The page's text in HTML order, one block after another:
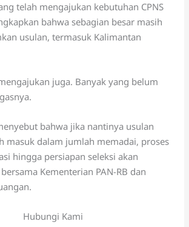
telah mengajukan kebutuhan CPNS
bahwa sebagian besar masih
usulan, termasuk Kalimantan
juga. Banyak yang belum
bahwa jika nantinya usulan
masuk dalam jumlah memadai, proses
hingga persiapan seleksi akan
Kementerian PAN-RB dan
Hubungi Kami